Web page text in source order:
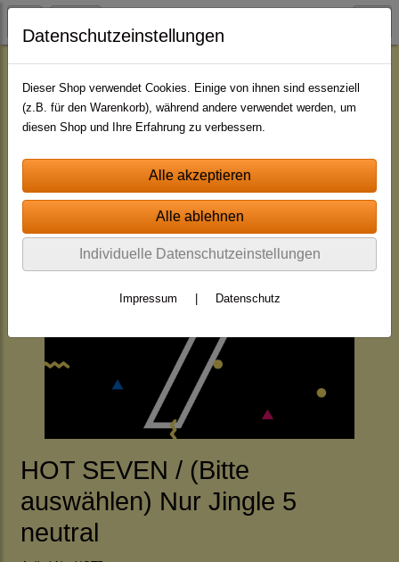
HOT SEVEN / (Bitte
auswählen) Nur Jingle 5
neutral
Datenschutzeinstellungen
Dieser Shop verwendet Cookies. Einige von ihnen sind essenziell
(z.B. für den Warenkorb), während andere verwendet werden, um
diesen Shop und Ihre Erfahrung zu verbessern.
Individuelle Datenschutzeinstellungen
Impressum Datenschutz